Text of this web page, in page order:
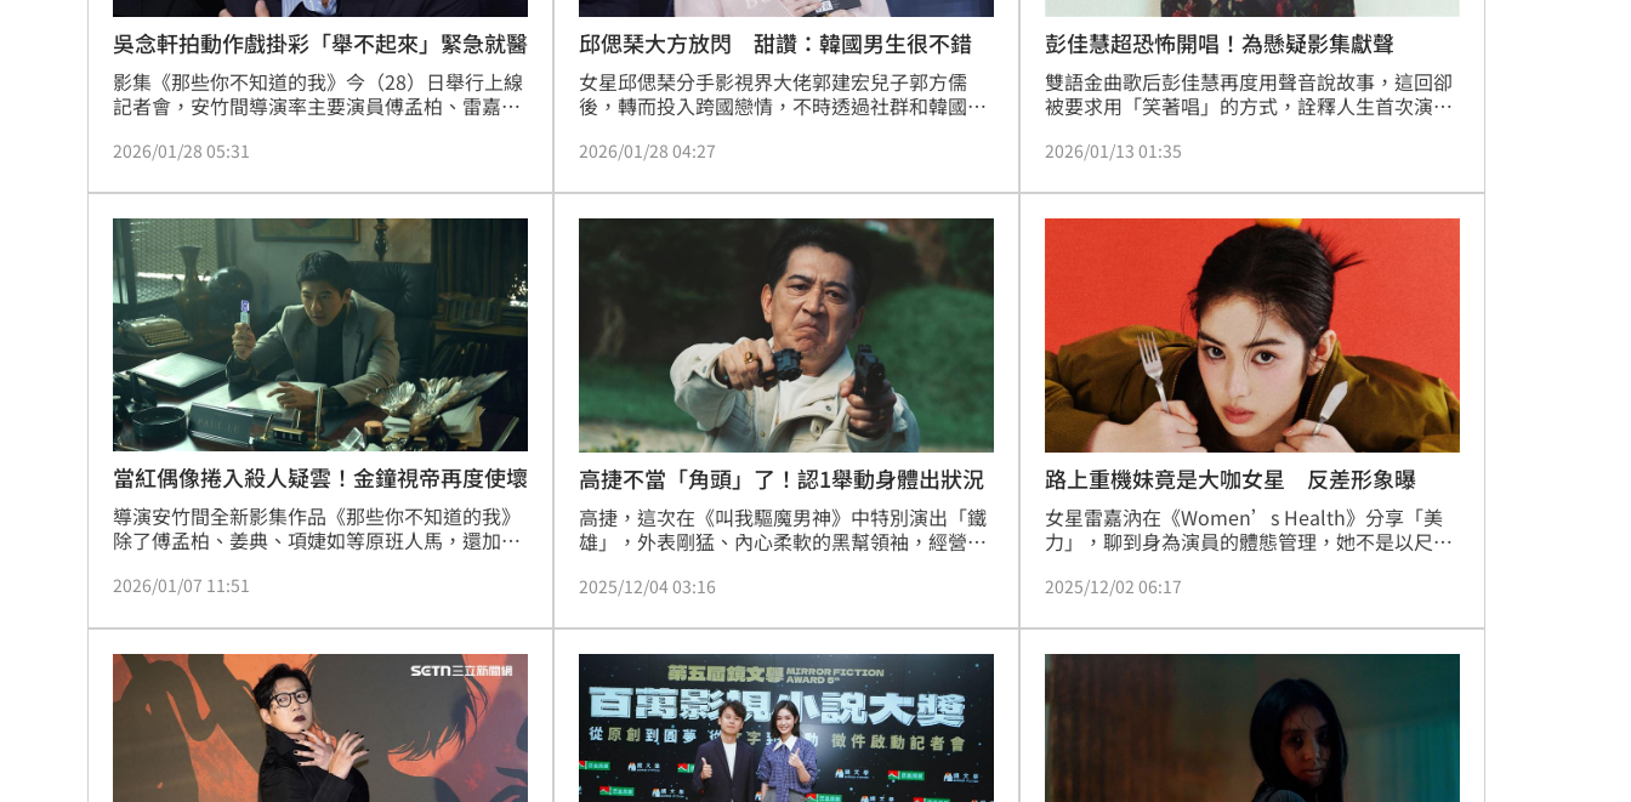
吳念軒拍動作戲掛彩「舉不起來」緊急就醫
影集《那些你不知道的我》今（28）日舉行上線
記者會，安竹間導演率主要演員傅孟柏、雷嘉
拍攝甘苦和秘辛。飾演刑警的吳念軒在劇中有不
受傷。
2026/01/28 05:31
邱偲琹大方放閃 甜讚：韓國男生很不錯
女星邱偲琹分手影視界大佬郭建宏兒子郭方儒
後，轉而投入跨國戀情，不時透過社群和韓國男
吳念軒、姜典、項婕如出席影集《那些你不知道
頭認識，至於誰搭訕誰？她笑說：「他的說法會
是我，然後我的說法都是他。」
2026/01/28 04:27
彭佳慧超恐怖開唱！為懸疑影集獻聲
雙語金曲歌后彭佳慧再度用聲音說故事，這回卻
被要求用「笑著唱」的方式，詮釋人生首次演唱
挑戰。她受邀為2026年最受矚目的青春懸疑影集
製作人陳建騏反覆討論後，選擇用極度內斂、甚
至近乎殘酷的情緒狀態完成作品。
2026/01/13 01:35
當紅偶像捲入殺人疑雲！金鐘視帝再度使壞
導演安竹間全新影集作品《那些你不知道的我》
除了傅孟柏、姜典、項婕如等原班人馬，還加入
團Ozone主唱林佳辰等人；首支預告6日曝光，
得牙癢癢的傅孟柏，一句「為了達成目的，有什
麼東西是不能犧牲的」引發熱烈討論：「傅孟柏
還能比上次更壞嗎」。趙浩雲
2026/01/07 11:51
高捷不當「角頭」了！認1舉動身體出狀況
高捷，這次在《叫我驅魔男神》中特別演出「鐵
雄」，外表剛猛、內心柔軟的黑幫領袖，經營殯
牽掛的，是被邪靈附身的外甥瘋吉，掙扎於「大
他笑說：「這次不算黑道啦，比較像是生意人。
最大的煩惱是外甥什麼時候能脫離阿修羅的附
身！」記者林汝珊
2025/12/04 03:16
路上重機妹竟是大咖女星 反差形象曝
女星雷嘉汭在《Women’s Health》分享「美
力」，聊到身為演員的體態管理，她不是以尺寸
康、黝亮的皮膚，或是更清瘦、內斂的輪廓，她
幅度的改變，「突然要變得很壯、很胖，現階段
對我來說不容易；因為我知道要再瘦回來其實很
2025/12/02 06:17